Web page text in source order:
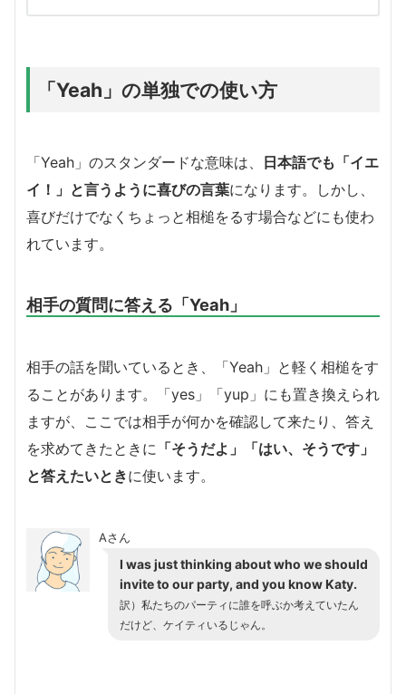
「Yeah」の単独での使い方
「Yeah」のスタンダードな意味は、 日本語でも「イエ
イ！」と言うように喜びの言葉になります。しかし、
喜びだけでなくちょっと相槌をるす場合などにも使わ
れています。
相手の質問に答える「Yeah」
相手の話を聞いているとき、「Yeah」と軽く相槌をす
ることがあります。「yes」「yup」にも置き換えられ
ますが、ここでは相手が何かを確認して来たり、答え
を求めてきたときに 「そうだよ」「はい、そうです」
と答えたいときに使います。
Aさん
I was just thinking about who we should
invite to our party, and you know Katy.
訳）私たちのパーティに誰を呼ぶか考えていたん
だけど、ケイティいるじゃん。